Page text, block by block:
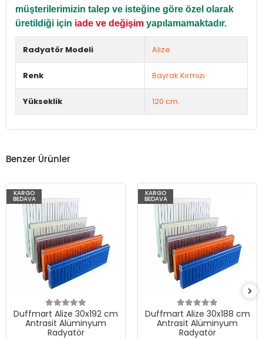
müşterilerimizin talep ve isteğine göre özel olarak
üretildiği için iade ve değişim yapılamamaktadır.
Radyatör Modeli Alize
Renk Bayrak Kırmızı
Yükseklik 120 cm.
Benzer Ürünler
KARGO
BEDAVA
Duffmart Alize 30x192 cm
Antrasit Alüminyum
Radyatör
KARGO
BEDAVA
Duffmart Alize 30x188 cm
Antrasit Alüminyum
Radyatör